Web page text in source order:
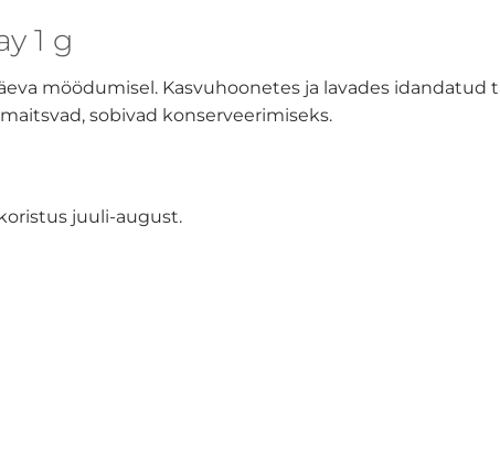
1 g
möödumisel. Kasvuhoonetes ja lavades idandatud
sobivad konserveerimiseks.
juuli-august.